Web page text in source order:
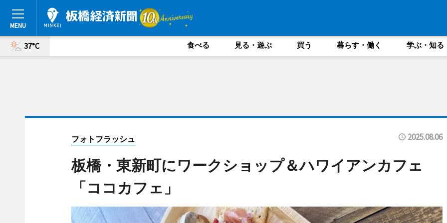
37°C 食べる 見る・遊ぶ 買う 暮らす・働く 学ぶ・知る
フォトフラッシュ 2025.08.06
板橋・東新町にワークショップ＆ハワイアンカフェ
「ココカフェ」